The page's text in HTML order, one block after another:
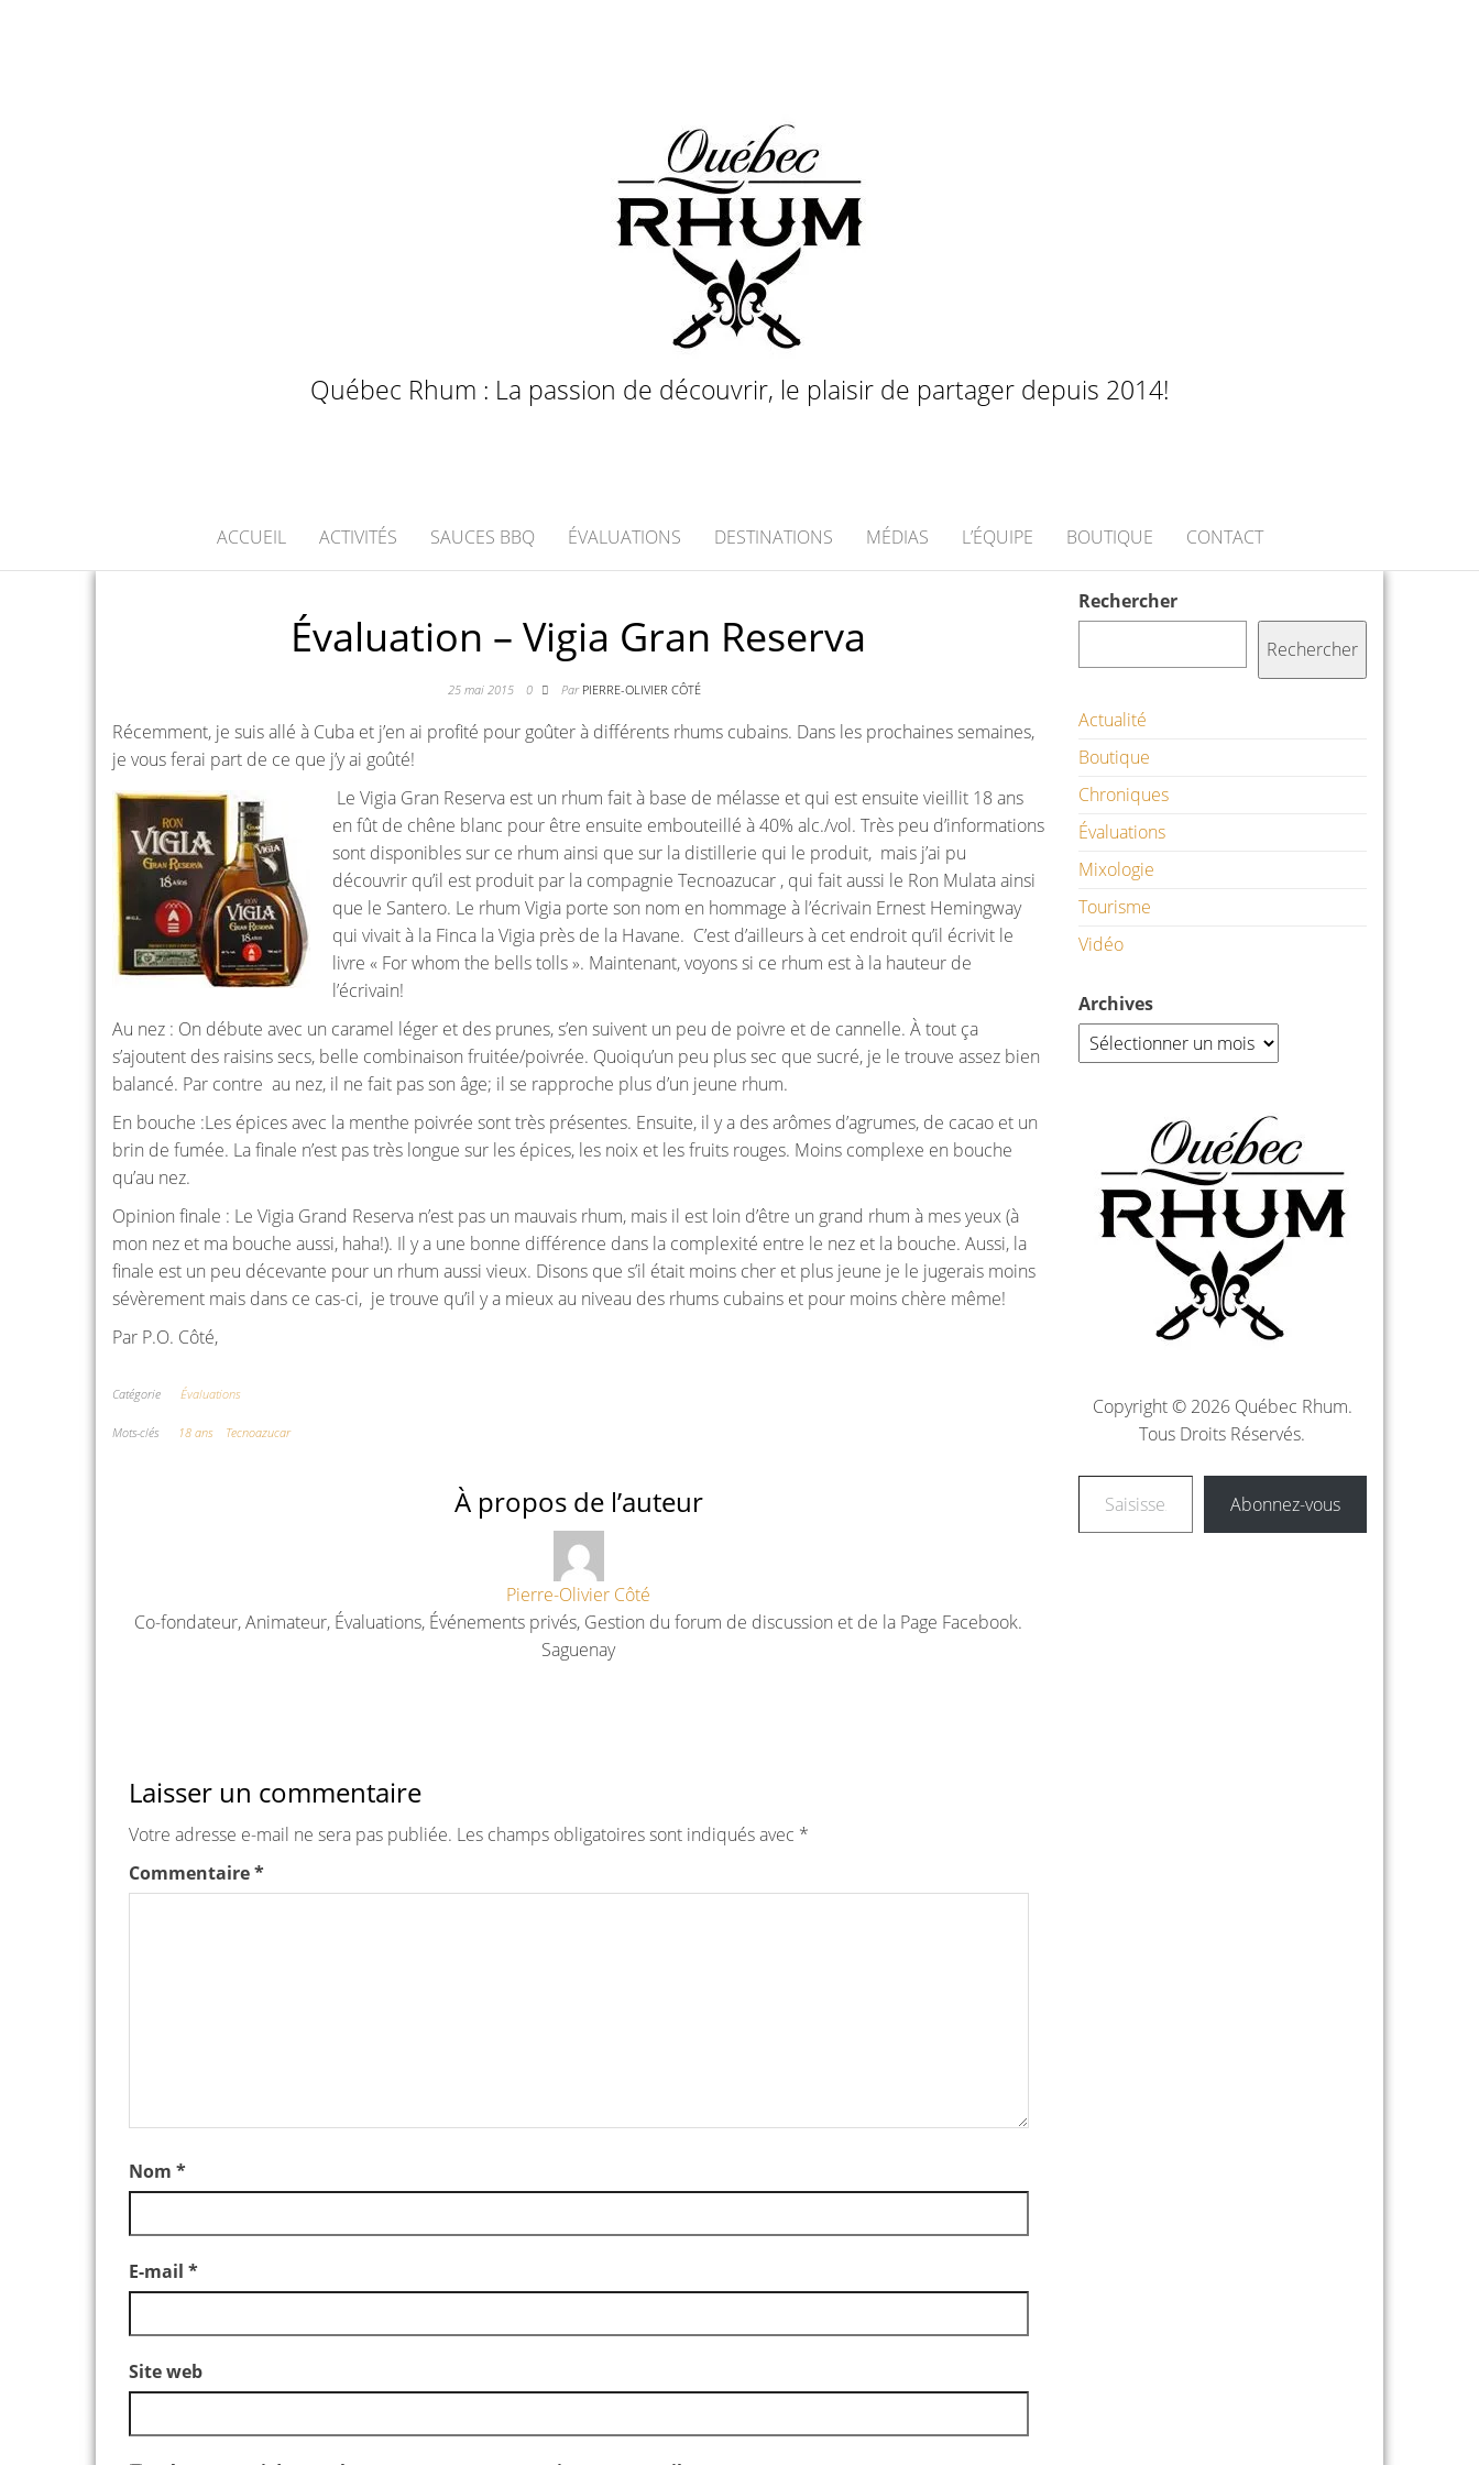
Québec Rhum : La passion de découvrir, le plaisir de partager depuis 2014!
ACCUEIL ACTIVITÉS SAUCES BBQ ÉVALUATIONS DESTINATIONS MÉDIAS L’ÉQUIPE BOUTIQUE CONTACT
Évaluation – Vigia Gran Reserva
25 mai 2015 0 Par PIERRE-OLIVIER CÔTÉ
Récemment, je suis allé à Cuba et j’en ai profité pour goûter à différents rhums cubains. Dans les prochaines semaines,
je vous ferai part de ce que j’y ai goûté!
Le Vigia Gran Reserva est un rhum fait à base de mélasse et qui est ensuite vieillit 18 ans
en fût de chêne blanc pour être ensuite embouteillé à 40% alc./vol. Très peu d’informations
sont disponibles sur ce rhum ainsi que sur la distillerie qui le produit, mais j’ai pu
découvrir qu’il est produit par la compagnie Tecnoazucar , qui fait aussi le Ron Mulata ainsi
que le Santero. Le rhum Vigia porte son nom en hommage à l’écrivain Ernest Hemingway
qui vivait à la Finca la Vigia près de la Havane. C’est d’ailleurs à cet endroit qu’il écrivit le
livre « For whom the bells tolls ». Maintenant, voyons si ce rhum est à la hauteur de
l’écrivain!
Au nez : On débute avec un caramel léger et des prunes, s’en suivent un peu de poivre et de cannelle. À tout ça
s’ajoutent des raisins secs, belle combinaison fruitée/poivrée. Quoiqu’un peu plus sec que sucré, je le trouve assez bien
balancé. Par contre au nez, il ne fait pas son âge; il se rapproche plus d’un jeune rhum.
En bouche :Les épices avec la menthe poivrée sont très présentes. Ensuite, il y a des arômes d’agrumes, de cacao et un
brin de fumée. La finale n’est pas très longue sur les épices, les noix et les fruits rouges. Moins complexe en bouche
qu’au nez.
Opinion finale : Le Vigia Grand Reserva n’est pas un mauvais rhum, mais il est loin d’être un grand rhum à mes yeux (à
mon nez et ma bouche aussi, haha!). Il y a une bonne différence dans la complexité entre le nez et la bouche. Aussi, la
finale est un peu décevante pour un rhum aussi vieux. Disons que s’il était moins cher et plus jeune je le jugerais moins
sévèrement mais dans ce cas-ci, je trouve qu’il y a mieux au niveau des rhums cubains et pour moins chère même!
Par P.O. Côté,
Catégorie Évaluations
Mots-clés 18 ans Tecnoazucar
À propos de l’auteur
Pierre-Olivier Côté
Co-fondateur, Animateur, Évaluations, Événements privés, Gestion du forum de discussion et de la Page Facebook.
Saguenay
Laisser un commentaire
Votre adresse e-mail ne sera pas publiée. Les champs obligatoires sont indiqués avec *
Commentaire*
Nom *
E-mail *
Site web
Rechercher
Rechercher
Actualité
Boutique
Chroniques
Évaluations
Mixologie
Tourisme
Vidéo
Archives
Copyright © 2026 Québec Rhum.
Tous Droits Réservés.
Abonnez-vous